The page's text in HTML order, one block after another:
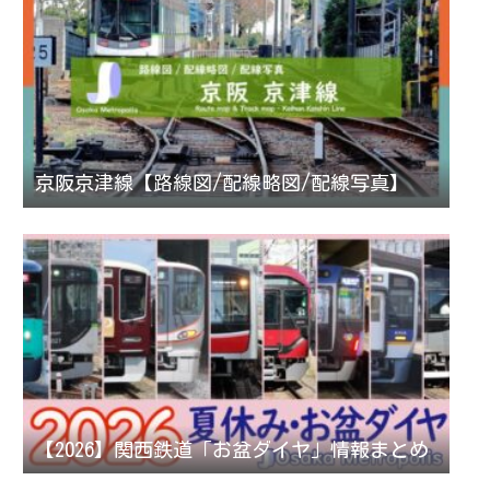
京阪京津線【路線図/配線略図/配線写真】
【2026】関西鉄道「お盆ダイヤ」情報まとめ